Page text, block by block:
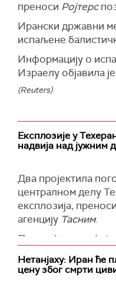
(The Guardian)
преноси Ројтерс
Ирански државни
испаљене
Информацију о
Израелу објавила
(Reuters)
Експлозије у
надвија над јужним
Два пројектила
централном делу
експлозија, преноси
агенцију Тасним.
Према
агенције види се
Техерана надвија
рафинерије нафте.
Нетанјаху: Иран ће
цену због смрти